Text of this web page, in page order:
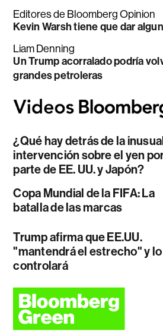
Editores de Bloomberg Opinion
Kevin Warsh tiene que dar
Liam Denning
Un Trump acorralado podría
grandes petroleras
¿Qué hay detrás de la
intervención sobre el yen
parte de EE. UU. y Japón?
Copa Mundial de la FIFA: La
batalla de las marcas
Trump afirma que EE.UU.
"mantendrá el estrecho" y lo
controlará